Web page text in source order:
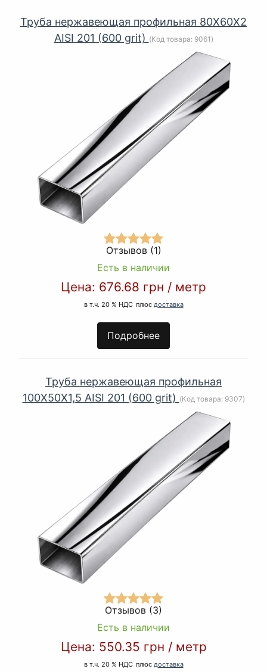
Труба нержавеющая профильная 80Х60Х2
AISI 201 (600 grit) (Код товара: 9061 )
Отзывов (1)
Есть в наличии
Цена: 676.68 грн / метр
в т.ч. 20 % НДС плюс доставка
Подробнее
Труба нержавеющая профильная
100Х50Х1,5 AISI 201 (600 grit) (Код товара: 9307)
Отзывов (3)
Есть в наличии
Цена: 550.35 грн / метр
в т.ч. 20 % НДС плюс доставка